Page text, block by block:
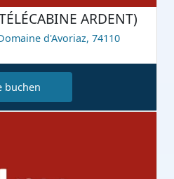
ARDENT)
d'Avoriaz, 74110
buchen